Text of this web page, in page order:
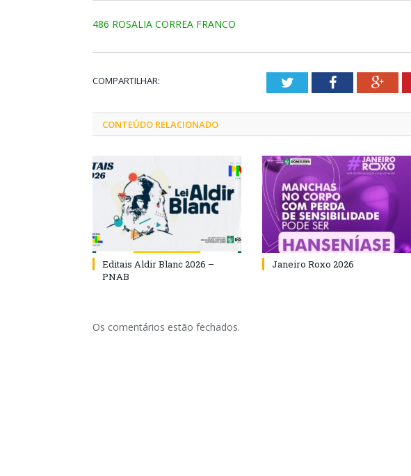
486 ROSALIA CORREA FRANCO
COMPARTILHAR: TwitterFacebook
CONTEÚDO RELACIONADO
Editais Aldir Blanc 2026 –
PNAB
Janeiro Roxo 2026
Os comentários estão fechados.